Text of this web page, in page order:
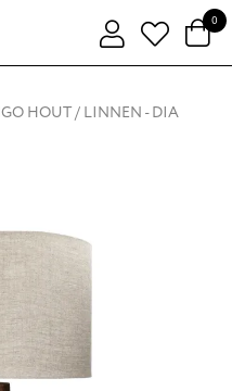
0
HOUT / LINNEN - DIA